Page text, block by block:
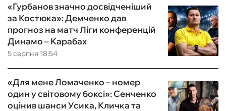
5 серпня 18:54
«Гурбанов значно досвідченіший
за Костюка»: Демченко дав
прогноз на матч Ліги конференцій
Динамо – Карабах
«Для мене Ломаченко – номер
один у світовому боксі»: Сенченко
оцінив шанси Усика, Кличка та